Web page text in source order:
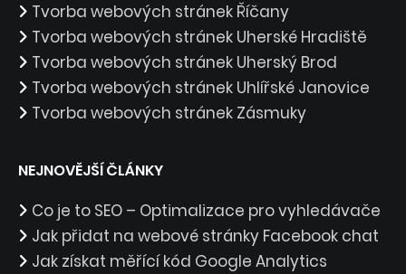
Tvorba webových stránek Říčany
Tvorba webových stránek Uherské Hradiště
Tvorba webových stránek Uherský Brod
Tvorba webových stránek Uhlířské Janovice
Tvorba webových stránek Zásmuky
NEJNOVĚJŠÍ ČLÁNKY
Co je to SEO – Optimalizace pro vyhledávače
Jak přidat na webové stránky Facebook chat
Jak získat měřící kód Google Analytics